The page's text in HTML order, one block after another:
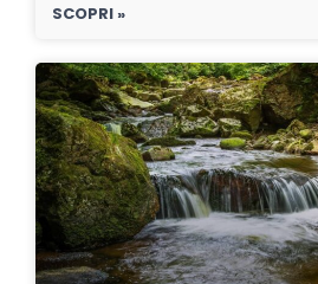
SCOPRI »